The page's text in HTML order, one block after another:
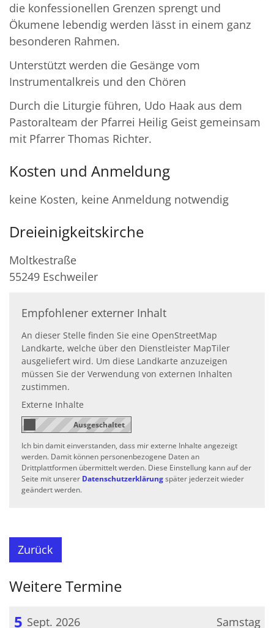
die konfessionellen Grenzen sprengt und
Ökumene lebendig werden lässt in einem ganz
besonderen Rahmen.
Unterstützt werden die Gesänge vom
Instrumentalkreis und den Chören
Durch die Liturgie führen, Udo Haak aus dem
Pastoralteam der Pfarrei Heilig Geist gemeinsam
mit Pfarrer Thomas Richter.
Kosten und Anmeldung
keine Kosten, keine Anmeldung notwendig
Dreieinigkeitskirche
Moltkestraße
55249 Eschweiler
Empfohlener externer Inhalt
An dieser Stelle finden Sie eine OpenStreetMap
Landkarte, welche über den Dienstleister MapTiler
ausgeliefert wird. Um diese Landkarte anzuzeigen
müssen Sie der Verwendung von externen Inhalten
zustimmen.
Externe Inhalte
Ich bin damit einverstanden, dass mir externe Inhalte angezeigt
werden. Damit können personenbezogene Daten an
Drittplattformen übermittelt werden. Diese Einstellung kann auf der
Seite mit unserer Datenschutzerklärungspäter jederzeit wieder
geändert werden.
Zurück
Weitere Termine
Samstag
5 Sept. 2026